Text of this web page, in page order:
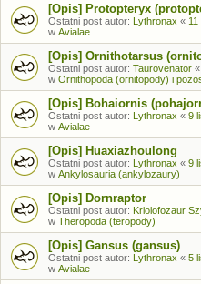
[Opis] Protopteryx
Ostatni post autor: Lythronax «
w Avialae
[Opis] Ornithotarsus
Ostatni post autor: Taurovenator «
w Ornithopoda (ornitopody) i
[Opis] Bohaiornis
Ostatni post autor: Lythronax « 9
w Avialae
[Opis] Huaxiazhoulong
Ostatni post autor: Lythronax « 9
w Ankylosauria (ankylozaury)
[Opis] Dornraptor
Ostatni post autor: Kriolofozaur
w Theropoda (teropody)
[Opis] Gansus (gansus)
Ostatni post autor: Lythronax « 5
w Avialae